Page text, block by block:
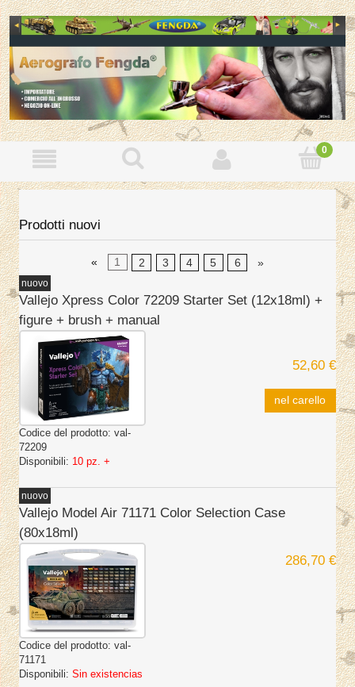
Prodotti nuovi
« 1 2 3 4 5 6 »
Vallejo Xpress Color 72209 Starter Set (12x18ml) +
figure + brush + manual
Codice del prodotto: val-
72209
Disponibili: 10 pz. +
52,60 €
nel carello
nuovo
Vallejo Model Air 71171 Color Selection Case
(80x18ml)
Codice del prodotto: val-
71171
Disponibili: Sin existencias
286,70 €
nuovo